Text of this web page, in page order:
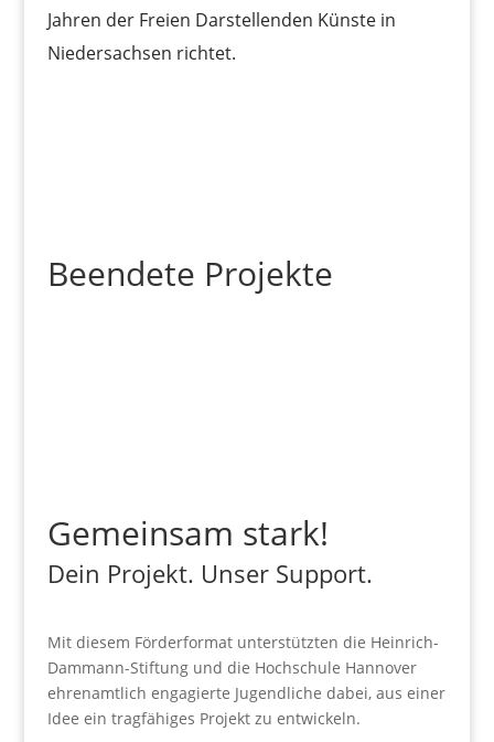
Jahren der Freien Darstellenden Künste in
Niedersachsen richtet.
Beendete Projekte
Gemeinsam stark!
Dein Projekt. Unser Support.
Mit diesem Förderformat unterstützten die Heinrich-
Dammann-Stiftung und die Hochschule Hannover
ehrenamtlich engagierte Jugendliche dabei, aus einer
Idee ein tragfähiges Projekt zu entwickeln.